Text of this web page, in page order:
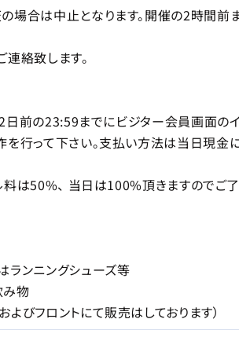
合は中止となります。開催の2時間前
絡致します。
日前の23:59までにビジター会員画面の
を行って下さい。支払い方法は当日現金
料は50%、 当日は100%頂きますのでご了
ンニングシューズ等
物
びフロントにて販売はしております）